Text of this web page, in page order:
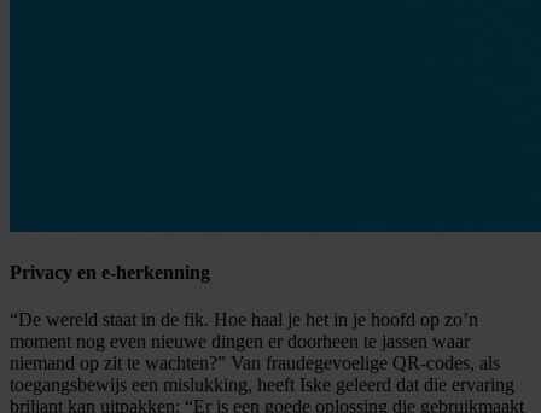
Privacy en e-herkenning
“De wereld staat in de fik. Hoe haal je het in je hoofd op zo’n
moment nog even nieuwe dingen er doorheen te jassen waar
niemand op zit te wachten?” Van fraudegevoelige QR-codes, als
toegangsbewijs een mislukking, heeft Iske geleerd dat die ervaring
briljant kan uitpakken: “Er is een goede oplossing die gebruikmaakt